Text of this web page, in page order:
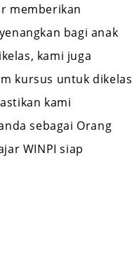
memberikan
bagi anak
kami juga
kursus untuk dikelas
kami
sebagai Orang
WINPI siap